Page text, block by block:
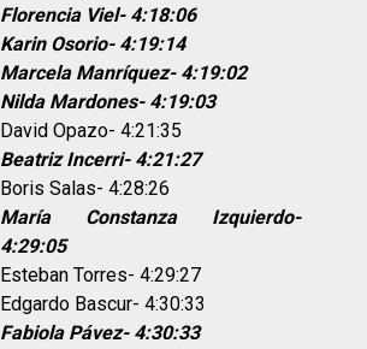
Florencia Viel- 4:18:06
Karin Osorio- 4:19:14
Marcela Manríquez- 4:19:02
Nilda Mardones- 4:19:03
David Opazo- 4:21:35
Beatriz Incerri- 4:21:27
Boris Salas- 4:28:26
María Constanza Izquierdo-
4:29:05
Esteban Torres- 4:29:27
Edgardo Bascur- 4:30:33
Fabiola Pávez- 4:30:33